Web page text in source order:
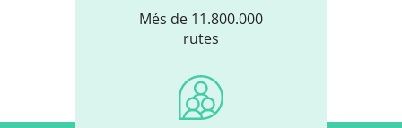
Més de 11.800.000
rutes